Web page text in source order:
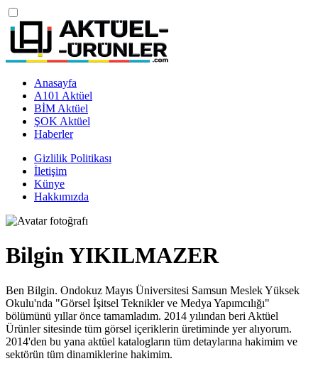
Anasayfa
A101 Aktüel
BİM Aktüel
ŞOK Aktüel
Haberler
Gizlilik Politikası
İletişim
Künye
Hakkımızda
Bilgin YIKILMAZER
Ben Bilgin. Ondokuz Mayıs Üniversitesi Samsun Meslek Yüksek
Okulu'nda "Görsel İşitsel Teknikler ve Medya Yapımcılığı"
bölümünü yıllar önce tamamladım. 2014 yılından beri Aktüel
Ürünler sitesinde tüm görsel içeriklerin üretiminde yer alıyorum.
2014'den bu yana aktüel katalogların tüm detaylarına hakimim ve
sektörün tüm dinamiklerine hakimim.